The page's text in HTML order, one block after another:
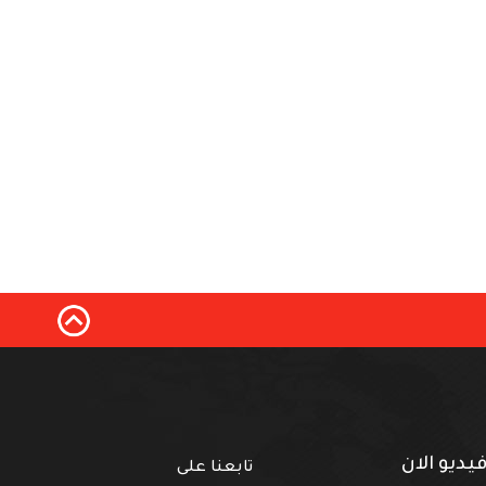
فيديو الان تابعنا على